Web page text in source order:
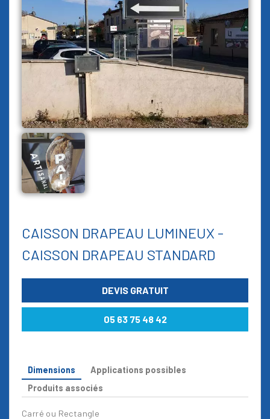
CAISSON DRAPEAU LUMINEUX -
CAISSON DRAPEAU STANDARD
DEVIS GRATUIT
05 63 75 48 42
Dimensions
Applications possibles
Produits associés
Carré ou Rectangle